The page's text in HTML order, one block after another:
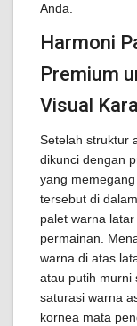
Anda.
Harmoni
Premium
Visual
Setelah struktur
dikunci dengan
yang
tersebut di
palet warna
permainan.
warna di atas
atau putih murni
saturasi warna
kornea mata